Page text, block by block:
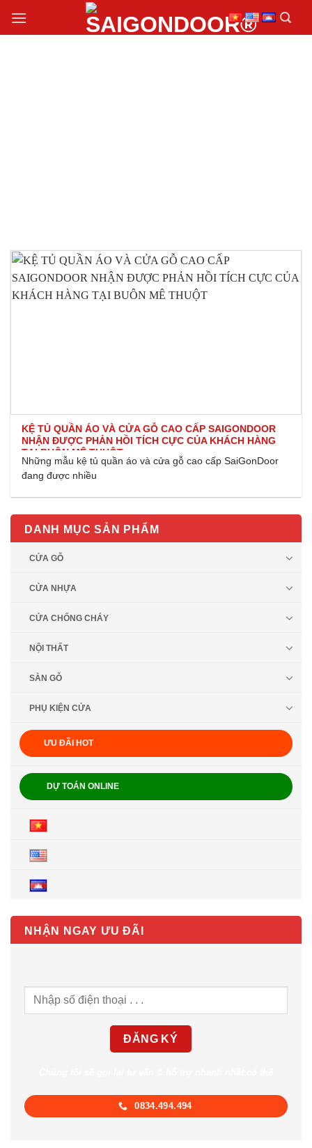
đến
KỆ TỦ QUẦN ÁO VÀ CỬA GỖ CAO CẤP SAIGONDOOR
NHẬN ĐƯỢC PHẢN HỒI TÍCH CỰC CỦA KHÁCH HÀNG
TẠI BUÔN MÊ THUỘT
Những mẫu kệ tủ quần áo và cửa gỗ cao cấp SaiGonDoor
đang được nhiều
DANH MỤC SẢN PHẨM
CỬA GỖ
CỬA NHỰA
CỬA CHỐNG CHÁY
NỘI THẤT
SÀN GỖ
PHỤ KIỆN CỬA
ƯU ĐÃI HOT
DỰ TOÁN ONLINE
NHẬN NGAY ƯU ĐÃI
0834.494.494